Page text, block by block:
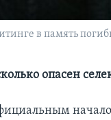
в память
опасен